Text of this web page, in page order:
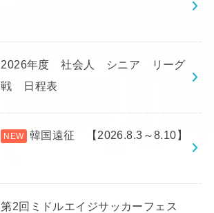
2026年度 社会人 シニア リーグ
戦 日程表
韓国遠征 【2026.8.3～8.10】
第2回ミドルエイジサッカーフェス